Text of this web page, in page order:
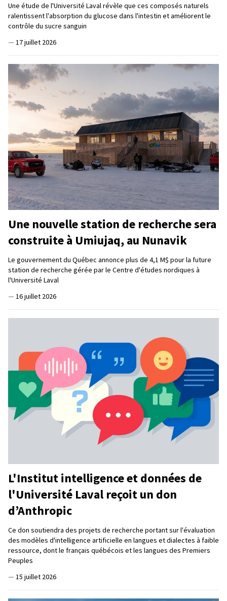
Une étude de l'Université Laval révèle que ces composés naturels
ralentissent l'absorption du glucose dans l'intestin et améliorent le
contrôle du sucre sanguin
— 17 juillet 2026
Une nouvelle station de recherche sera
construite à Umiujaq, au Nunavik
Le gouvernement du Québec annonce plus de 4,1 M$ pour la future
station de recherche gérée par le Centre d'études nordiques à
l'Université Laval
— 16 juillet 2026
L'Institut intelligence et données de
l'Université Laval reçoit un don
d’Anthropic
Ce don soutiendra des projets de recherche portant sur l'évaluation
des modèles d'intelligence artificielle en langues et dialectes à faible
ressource, dont le français québécois et les langues des Premiers
Peuples
— 15 juillet 2026